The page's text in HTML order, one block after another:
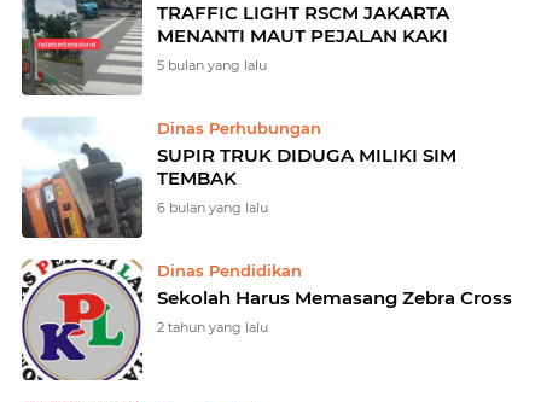
TRAFFIC LIGHT RSCM JAKARTA
MENANTI MAUT PEJALAN KAKI
5 bulan yang lalu
Dinas Perhubungan
SUPIR TRUK DIDUGA MILIKI SIM
TEMBAK
6 bulan yang lalu
Dinas Pendidikan
Sekolah Harus Memasang Zebra Cross
2 tahun yang lalu